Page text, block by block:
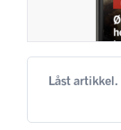
Låst artikkel.